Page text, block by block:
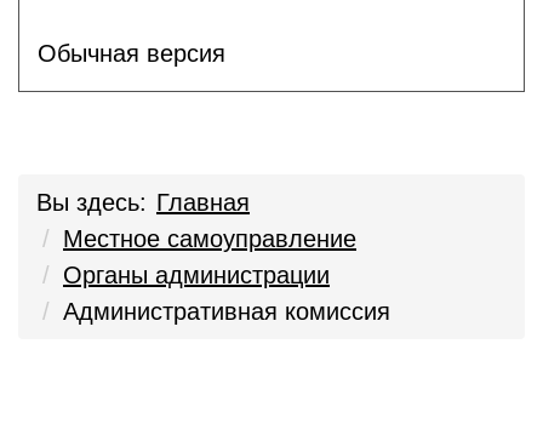
Обычная версия
Вы здесь: Главная
Местное самоуправление
Органы администрации
Административная комиссия